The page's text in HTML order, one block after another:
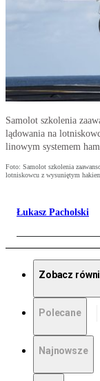
Samolot szkolenia
lądowania na
linowym systemem
Foto: Samolot szkolenia
lotniskowcu z wysuniętym
Łukasz Pacholski
Zobacz
Polecane
Najnowsze